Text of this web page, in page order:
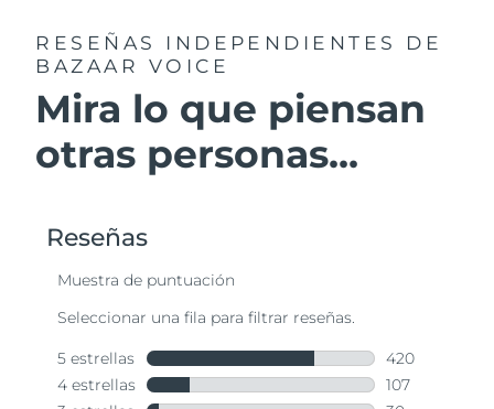
RESEÑAS INDEPENDIENTES
DE
BAZAAR VOICE
Mira lo que piensan
otras personas...